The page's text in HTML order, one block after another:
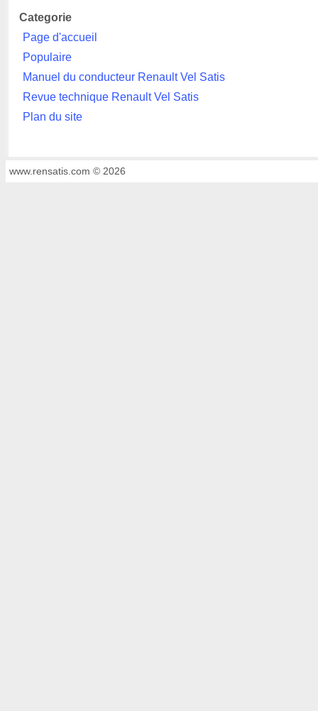
Categorie
Page d'accueil
Populaire
Manuel du conducteur Renault Vel Satis
Revue technique Renault Vel Satis
Plan du site
www.rensatis.com © 2026